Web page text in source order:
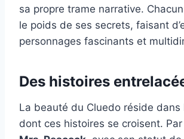
sa propre trame narrative.
le poids de ses secrets, faisant
personnages fascinants et
Des histoires
La beauté du Cluedo réside dans
dont ces histoires se croisent.